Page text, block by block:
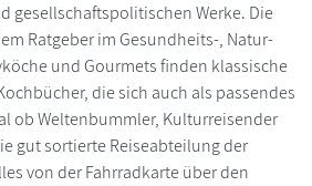
gesellschaftspolitischen Werke. Die
Ratgeber im Gesundheits-, Natur-
und Gourmets finden klassische
die sich auch als passendes
ob Weltenbummler, Kulturreisender
gut sortierte Reiseabteilung der
von der Fahrradkarte über den